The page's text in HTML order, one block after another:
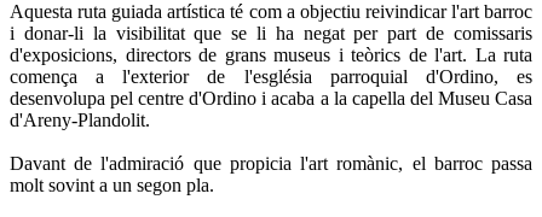
Aquesta ruta guiada artística té com a objectiu reivindicar l'art barroc
i donar-li la visibilitat que se li ha negat per part de comissaris
d'exposicions, directors de grans museus i teòrics de l'art. La ruta
comença a l'exterior de l'església parroquial d'Ordino, es
desenvolupa pel centre d'Ordino i acaba a la capella del Museu Casa
d'Areny-Plandolit.
Davant de l'admiració que propicia l'art romànic, el barroc passa
molt sovint a un segon pla.